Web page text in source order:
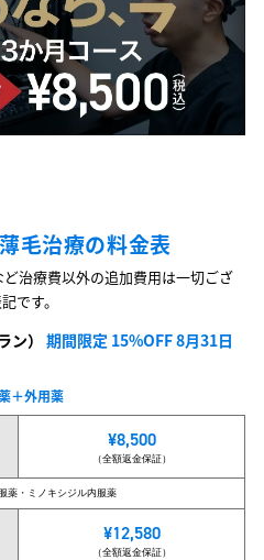
毛治療の料金表
治療費以外の追加費用は一切ござ
です。
ン） 期間限定 15%OFF 8月31日
＋外用薬
¥8,500
（全額返金保証）
薬・ミノキシジル内服薬
¥12,580
（全額返金保証）